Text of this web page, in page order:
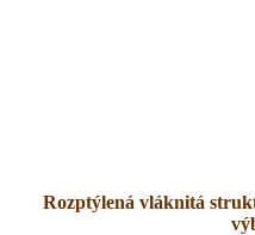
Rozptýlená vláknitá